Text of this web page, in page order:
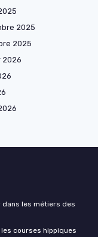
2025
2025
2026
dans les métiers des
courses hippiques